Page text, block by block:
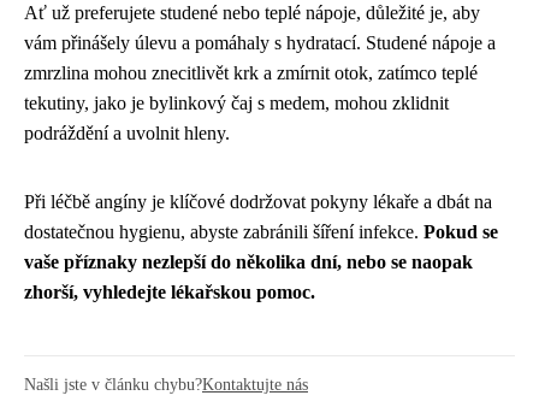
Ať už preferujete studené nebo teplé nápoje, důležité je, aby
vám přinášely úlevu a pomáhaly s hydratací. Studené nápoje a
zmrzlina mohou znecitlivět krk a zmírnit otok, zatímco teplé
tekutiny, jako je bylinkový čaj s medem, mohou zklidnit
podráždění a uvolnit hleny.
Při léčbě angíny je klíčové dodržovat pokyny lékaře a dbát na
dostatečnou hygienu, abyste zabránili šíření infekce. Pokud se
vaše příznaky nezlepší do několika dní, nebo se naopak
zhorší, vyhledejte lékařskou pomoc.
Našli jste v článku chybu?Kontaktujte nás